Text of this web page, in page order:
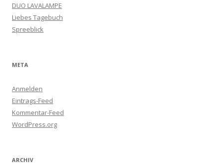
DUO LAVALAMPE
Liebes Tagebuch
Spreeblick
META
Anmelden
Eintrags-Feed
Kommentar-Feed
WordPress.org
ARCHIV